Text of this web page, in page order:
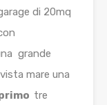
di 20mq
grande
mare una
tre